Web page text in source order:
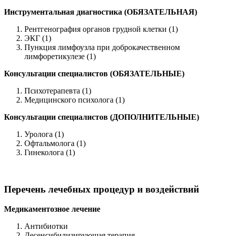
Инструментальная диагностика (ОБЯЗАТЕЛЬНАЯ)
Рентгенография органов грудной клетки (1)
ЭКГ (1)
Пункция лимфоузла при доброкачественном
лимфоретикулезе (1)
Консультации специалистов (ОБЯЗАТЕЛЬНЫЕ)
Психотерапевта (1)
Медицинского психолога (1)
Консультации специалистов (ДОПОЛНИТЕЛЬНЫЕ)
Уролога (1)
Офтальмолога (1)
Гинеколога (1)
Перечень лечебных процедур и воздействий
Медикаментозное лечение
Антибиотки